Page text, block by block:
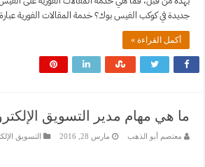
جديدة في كوكب الفيس بوك؟ خدمة المقالات الفورية
أكمل القراءة »
ما هي مهام مدير التسويق
معتصم أبو الذهب مارس 28, 2016 التسويق